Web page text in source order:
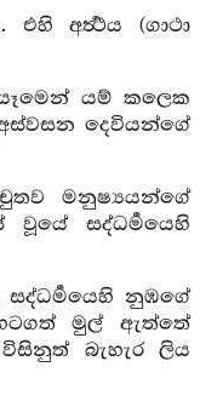
අර්‍ත්‍ථය (ගාථා
යම් කලෙක
දෙවියන්ගේ
මනුෂ්‍යයන්ගේ
සද්ධර්‍මයෙහි
නුඹගේ
මුල් ඇත්තේ
බැහැර ලිය